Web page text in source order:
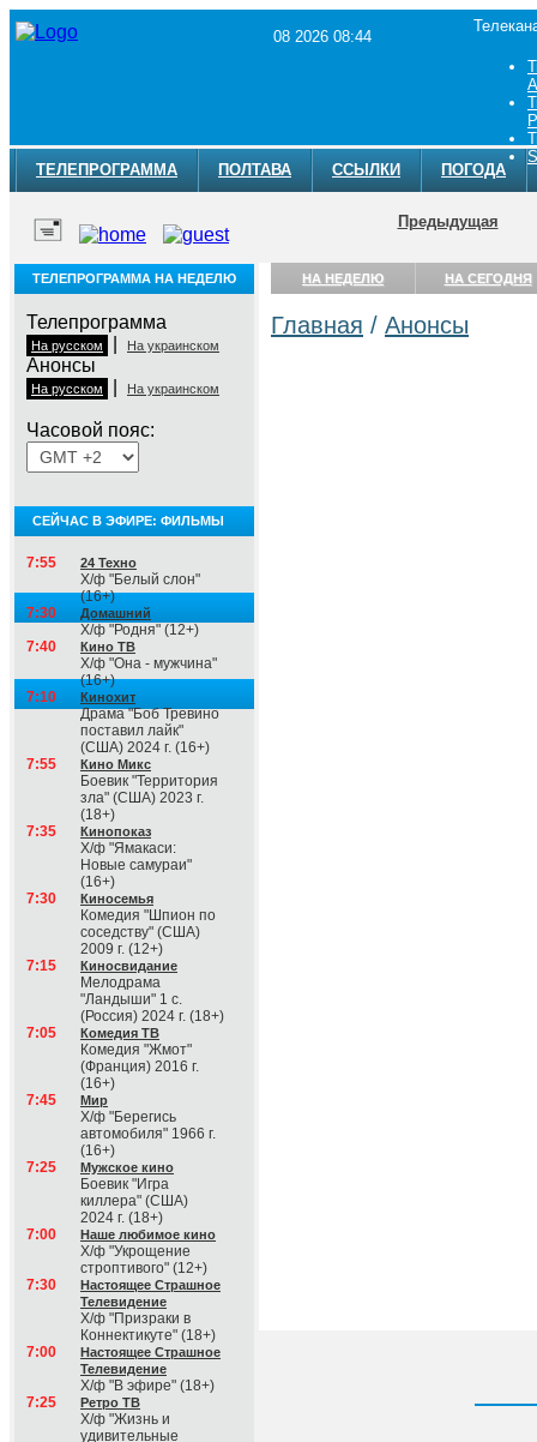
08 2026 08:44
ТЕЛЕПРОГРАММА ПОЛТАВА ССЫЛКИ ПОГОДА
Предыдущая
ТЕЛЕПРОГРАММА НА НЕДЕЛЮ
Телепрограмма
На русском На украинском
Анонсы
На русском На украинском
Часовой пояс:
СЕЙЧАС В ЭФИРЕ: ФИЛЬМЫ
7:55 24 Техно
Х/ф "Белый слон"
(16+)
7:30
Домашний
Х/ф "Родня" (12+)
7:40
Кино ТВ
Х/ф "Она - мужчина"
(16+)
7:10
Кинохит
Драма "Боб Тревино
поставил лайк"
(США) 2024 г. (16+)
7:55
Кино Микс
Боевик "Территория
зла" (США) 2023 г.
(18+)
7:35
Кинопоказ
Х/ф "Ямакаси:
Новые самураи"
(16+)
7:30
Киносемья
Комедия "Шпион по
соседству" (США)
2009 г. (12+)
7:15
Киносвидание
Мелодрама
"Ландыши" 1 с.
(Россия) 2024 г. (18+)
7:05
Комедия ТВ
Комедия "Жмот"
(Франция) 2016 г.
(16+)
7:45
Мир
Х/ф "Берегись
автомобиля" 1966 г.
(16+)
7:25
Мужское кино
Боевик "Игра
киллера" (США)
2024 г. (18+)
7:00
Наше любимое кино
Х/ф "Укрощение
строптивого" (12+)
7:30
Настоящее Страшное
Телевидение
Х/ф "Призраки в
Коннектикуте" (18+)
7:00
Настоящее Страшное
Телевидение
Х/ф "В эфире" (18+)
7:25
Ретро ТВ
Х/ф "Жизнь и
удивительные
НА НЕДЕЛЮ НА СЕГОДНЯ
Главная / Анонсы